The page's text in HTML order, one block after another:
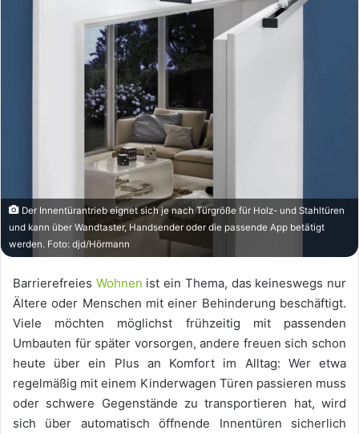
Der Innentürantrieb eignet sich je nach Türgröße für Holz- und Stahltüren
und kann über Wandtaster, Handsender oder die passende App betätigt
werden. Foto: djd/Hörmann
Barrierefreies Wohnen ist ein Thema, das keineswegs nur
Ältere oder Menschen mit einer Behinderung beschäftigt.
Viele möchten möglichst frühzeitig mit passenden
Umbauten für später vorsorgen, andere freuen sich schon
heute über ein Plus an Komfort im Alltag: Wer etwa
regelmäßig mit einem Kinderwagen Türen passieren muss
oder schwere Gegenstände zu transportieren hat, wird
sich über automatisch öffnende Innentüren sicherlich